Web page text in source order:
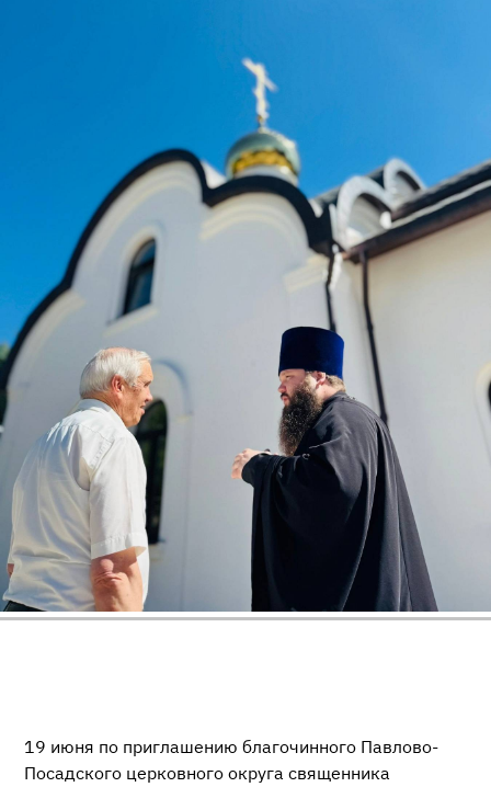
19 июня по приглашению благочинного Павлово-
Посадского церковного округа священника